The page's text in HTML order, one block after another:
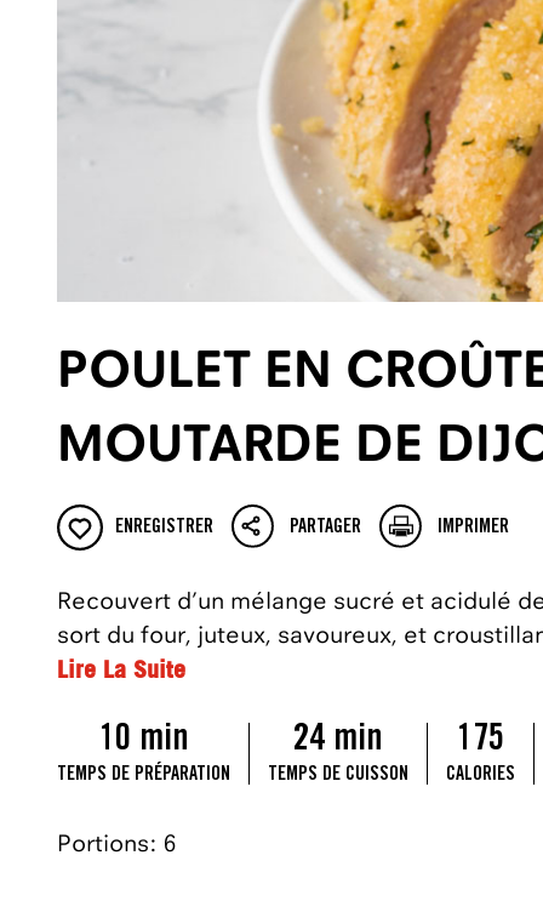
POULET EN
MOUTARDE DE
ENREGISTRER PARTAGER IMPRIMER
Recouvert d’un mélange sucré et acidulé
sort du four, juteux, savoureux, et
Lire La Suite
10 min
TEMPS DE PRÉPARATION
24 min
TEMPS DE CUISSON
175
CALORIES
Portions: 6